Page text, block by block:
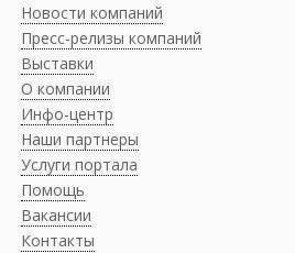
Новости компаний
Пресс-релизы компаний
Выставки
О компании
Инфо-центр
Наши партнеры
Услуги портала
Помощь
Вакансии
Контакты